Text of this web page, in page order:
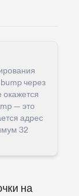
через
окажется
— это
адрес
32
на